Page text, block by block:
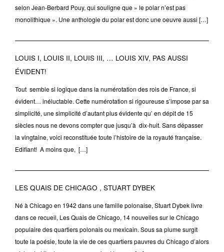
selon Jean-Berbard Pouy, qui souligne que » le polar n’est pas
monolithique ». Une anthologie du polar est donc une oeuvre aussi […]
LOUIS I, LOUIS II, LOUIS III, … LOUIS XIV, PAS AUSSI
ÉVIDENT!
Tout semble si logique dans la numérotation des rois de France, si
évident… inéluctable. Cette numérotation si rigoureuse s’impose par sa
simplicité, une simplicité d’autant plus évidente qu’ en dépit de 15
siècles nous ne devons compter que jusqu’à dix-huit. Sans dépasser
la vingtaine, voici reconstituée toute l’histoire de la royauté française.
Edifiant! A moins que, […]
LES QUAIS DE CHICAGO , STUART DYBEK
Né à Chicago en 1942 dans une famille polonaise, Stuart Dybek livre
dans ce recueil, Les Quais de Chicago, 14 nouvelles sur le Chicago
populaire des quartiers polonais ou mexicain. Sous sa plume surgit
toute la poésie, toute la vie de ces quartiers pauvres du Chicago d’alors